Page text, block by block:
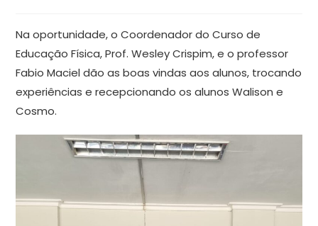
Na oportunidade, o Coordenador do Curso de
Educação Física, Prof. Wesley Crispim, e o professor
Fabio Maciel dão as boas vindas aos alunos, trocando
experiências e recepcionando os alunos Walison e
Cosmo.